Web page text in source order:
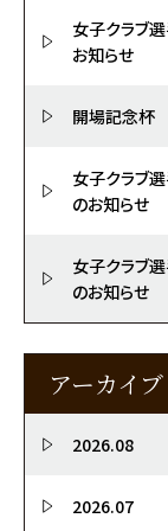
女子クラブ
お知らせ
開場記念杯
女子クラブ
のお知らせ
女子クラブ
のお知らせ
アーカイブ
2026.08
2026.07